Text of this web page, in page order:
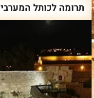
תרומה לכותל המערבי